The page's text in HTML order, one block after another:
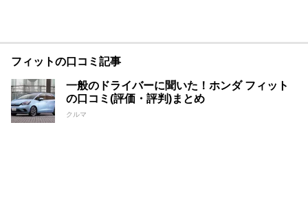
フィットの口コミ記事
一般のドライバーに聞いた！ホンダ フィット
の口コミ(評価・評判)まとめ
クルマ